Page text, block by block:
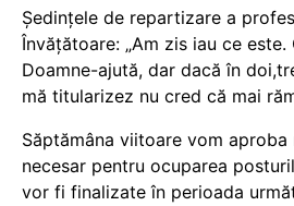
Ședințele de repartizare a
Învățătoare: „Am zis iau ce
Doamne-ajută, dar dacă în
mă titularizez nu cred că mai
Săptămâna viitoare vom aproba
necesar pentru ocuparea
vor fi finalizate în perioada